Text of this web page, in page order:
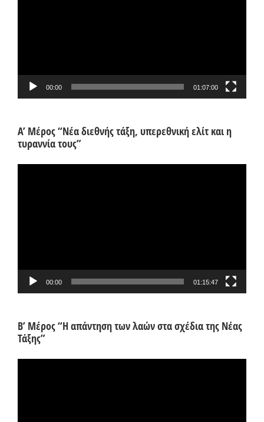
00:00 01:07:00
Α’ Μέρος “Νέα διεθνής τάξη, υπερεθνική ελίτ και η
τυραννία τους”
00:00 01:15:47
Β’ Μέρος “Η απάντηση των λαών στα σχέδια της Νέας
Τάξης”